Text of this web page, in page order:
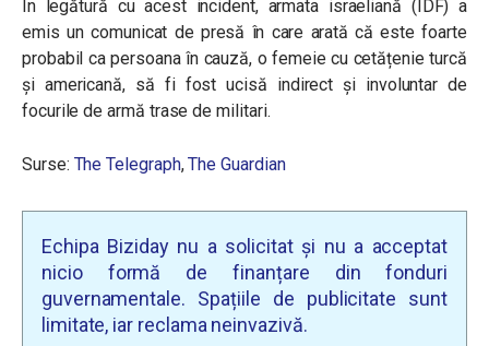
În legătură cu acest incident, armata israeliană (IDF) a
emis un comunicat de presă în care arată că este foarte
probabil ca persoana în cauză, o femeie cu cetățenie turcă
și americană, să fi fost ucisă indirect și involuntar de
focurile de armă trase de militari.
Surse: The Telegraph,The Guardian
Echipa Biziday nu a solicitat și nu a acceptat
nicio formă de finanțare din fonduri
guvernamentale. Spațiile de publicitate sunt
limitate, iar reclama neinvazivă.